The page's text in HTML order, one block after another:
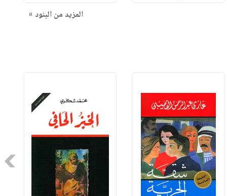
المزيد من البنود »